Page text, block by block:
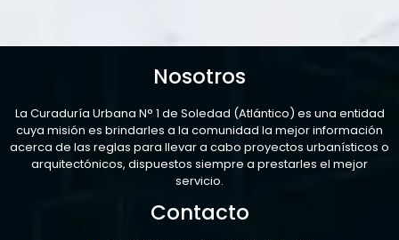
Nosotros
La Curaduría Urbana N° 1 de Soledad (Atlántico) es una entidad
cuya misión es brindarles a la comunidad la mejor información
acerca de las reglas para llevar a cabo proyectos urbanísticos o
arquitectónicos, dispuestos siempre a prestarles el mejor
servicio.
Contacto